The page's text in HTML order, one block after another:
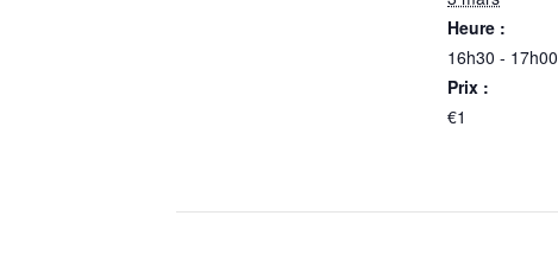
Heure :
16h30 - 17h00
Prix :
€1